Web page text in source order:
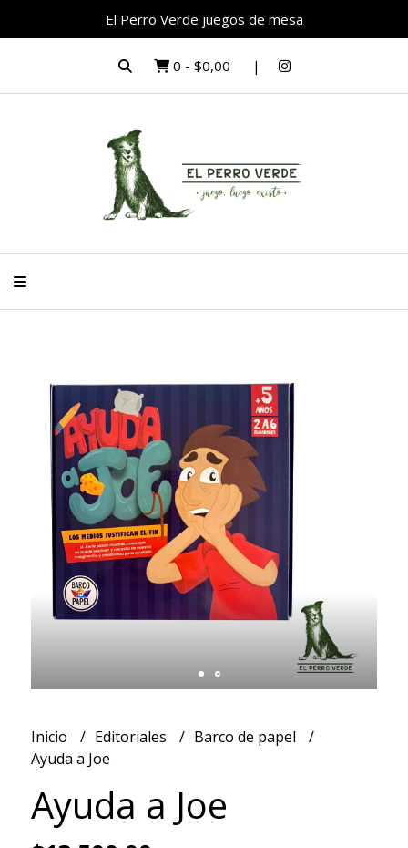
El Perro Verde juegos de mesa
0 - $0,00
Inicio Editoriales
Barco de papel
Ayuda a Joe
Ayuda a Joe